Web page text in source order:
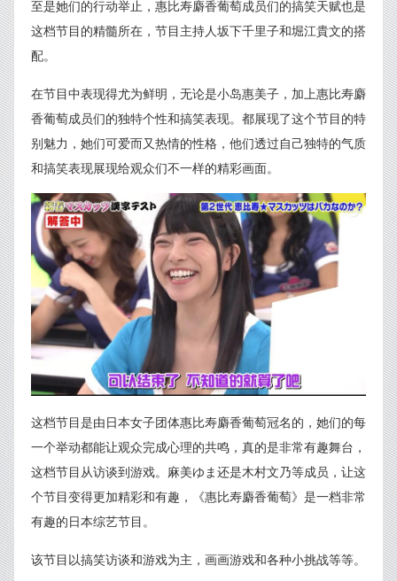
至是她们的行动举止，惠比寿麝香葡萄成员们的搞笑天赋也是
这档节目的精髓所在，节目主持人坂下千里子和堀江貴文的搭
配。
在节目中表现得尤为鲜明，无论是小岛惠美子，加上惠比寿麝
香葡萄成员们的独特个性和搞笑表现。都展现了这个节目的特
别魅力，她们可爱而又热情的性格，他们透过自己独特的气质
和搞笑表现展现给观众们不一样的精彩画面。
这档节目是由日本女子团体惠比寿麝香葡萄冠名的，她们的每
一个举动都能让观众完成心理的共鸣，真的是非常有趣舞台，
这档节目从访谈到游戏。麻美ゆま还是木村文乃等成员，让这
个节目变得更加精彩和有趣，《惠比寿麝香葡萄》是一档非常
有趣的日本综艺节目。
该节目以搞笑访谈和游戏为主，画画游戏和各种小挑战等等。